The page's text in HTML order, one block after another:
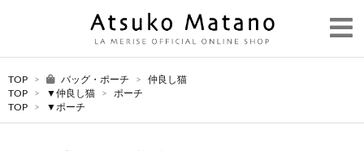
TOP > バッグ・ポーチ >
仲良し猫
TOP
> ▼仲良し猫 >
ポーチ
TOP
> ▼ポーチ